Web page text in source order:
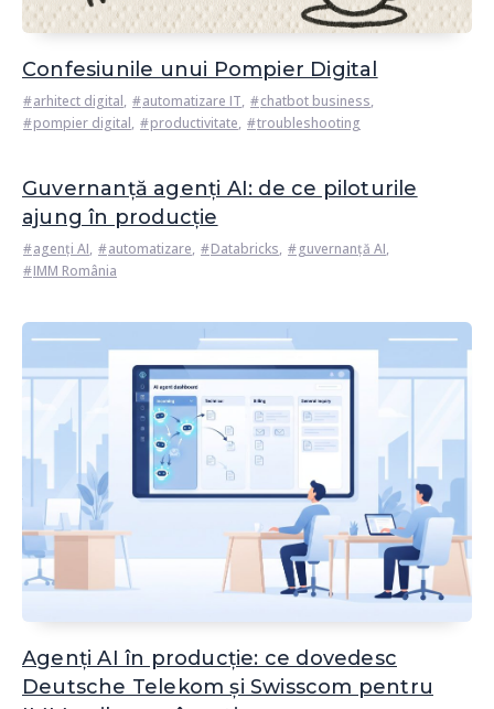
Confesiunile unui Pompier Digital
arhitect digital, automatizare IT, chatbot business,
pompier digital, productivitate, troubleshooting
Guvernanță agenți AI: de ce piloturile
ajung în producție
agenți AI, automatizare, Databricks, guvernanță AI,
IMM România
Agenți AI în producție: ce dovedesc
Deutsche Telekom și Swisscom pentru